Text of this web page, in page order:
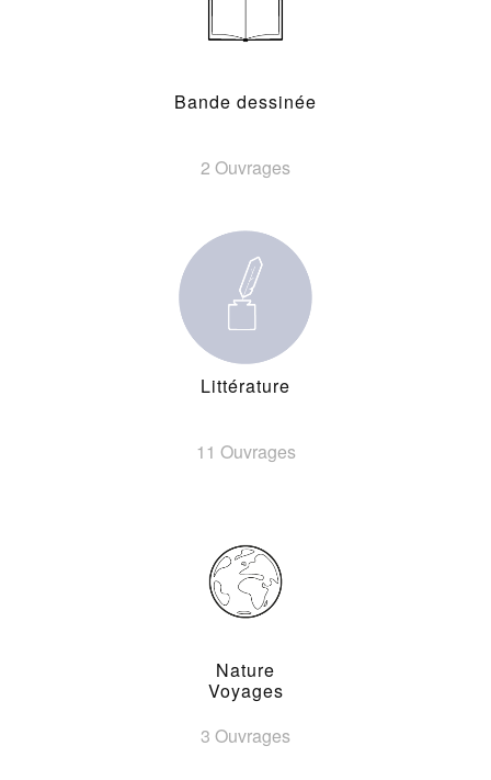
Bande dessinée
2 Ouvrages
Littérature
11 Ouvrages
Nature
Voyages
3 Ouvrages